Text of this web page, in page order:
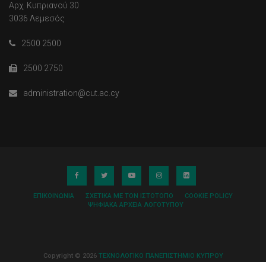
Αρχ. Κυπριανού 30
3036 Λεμεσός
2500 2500
2500 2750
administration@cut.ac.cy
ΕΠΙΚΟΙΝΩΝΊΑ ΣΧΕΤΙΚΆ ΜΕ ΤΟΝ ΙΣΤΌΤΟΠΟ
COOKIE POLICY
ΨΗΦΙΑΚΆ ΑΡΧΕΊΑ ΛΟΓΌΤΥΠΟΥ
Copyright © 2026 ΤΕΧΝΟΛΟΓΙΚΟ ΠΑΝΕΠΙΣΤΗΜΙΟ ΚΥΠΡΟΥ